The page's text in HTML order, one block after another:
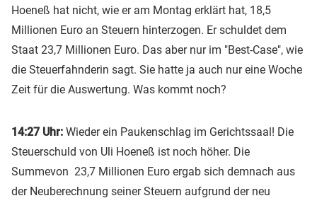
Hoeneß hat nicht, wie er am Montag erklärt hat, 18,5
Millionen Euro an Steuern hinterzogen. Er schuldet dem
Staat 23,7 Millionen Euro. Das aber nur im "Best-Case", wie
die Steuerfahnderin sagt. Sie hatte ja auch nur eine Woche
Zeit für die Auswertung. Was kommt noch?
14:27 Uhr: Wieder ein Paukenschlag im Gerichtssaal! Die
Steuerschuld von Uli Hoeneß ist noch höher. Die
Summevon 23,7 Millionen Euro ergab sich demnach aus
der Neuberechnung seiner Steuern aufgrund der neu